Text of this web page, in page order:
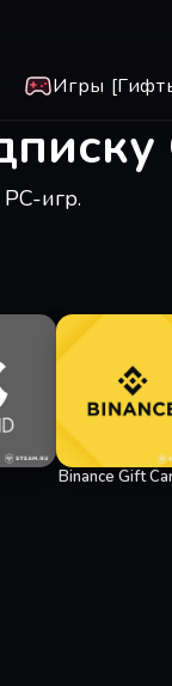
Игры
игр.
Binance Gift